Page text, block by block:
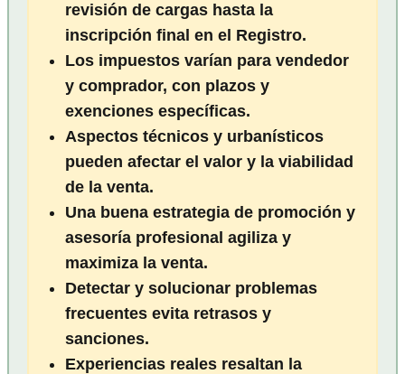
revisión de cargas hasta la
inscripción final en el Registro.
Los impuestos varían para vendedor
y comprador, con plazos y
exenciones específicas.
Aspectos técnicos y urbanísticos
pueden afectar el valor y la viabilidad
de la venta.
Una buena estrategia de promoción y
asesoría profesional agiliza y
maximiza la venta.
Detectar y solucionar problemas
frecuentes evita retrasos y
sanciones.
Experiencias reales resaltan la